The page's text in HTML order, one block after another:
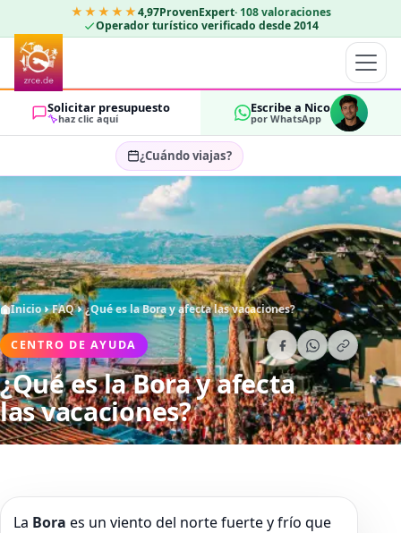
★★★★★4,97ProvenExpert· 108 valoraciones
Operador turístico verificado desde 2014
Solicitar presupuesto
haz clic aquí
Escribe a Nico
por WhatsApp
¿Cuándo viajas?
Seleccionar fechas…
HUÉSPEDES
2 OK
Inicio FAQ ¿Qué es la Bora y afecta las vacaciones?
CENTRO DE AYUDA
¿Qué es la Bora y afecta
las vacaciones?
La Bora es un viento del norte fuerte y frío que